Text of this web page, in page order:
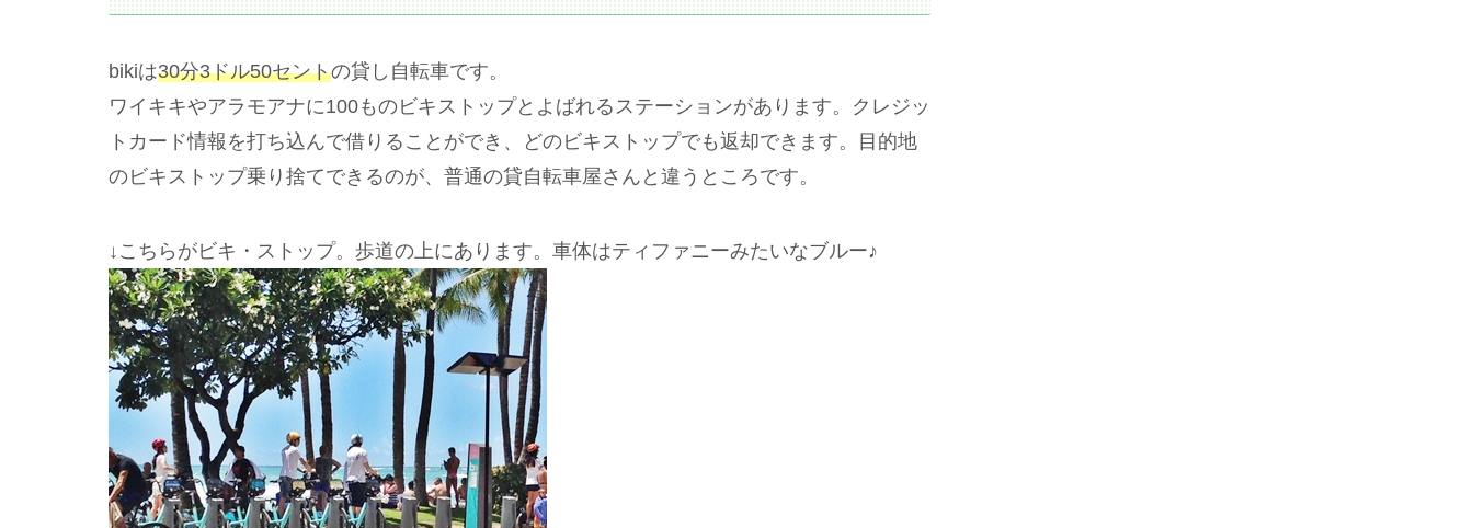
bikiは30分3ドル50セントの貸し自転車です。
ワイキキやアラモアナに100ものビキストップとよばれるステーションがあります。クレジッ
トカード情報を打ち込んで借りることができ、どのビキストップでも返却できます。目的地
のビキストップ乗り捨てできるのが、普通の貸自転車屋さんと違うところです。
↓こちらがビキ・ストップ。歩道の上にあります。車体はティファニーみたいなブルー♪